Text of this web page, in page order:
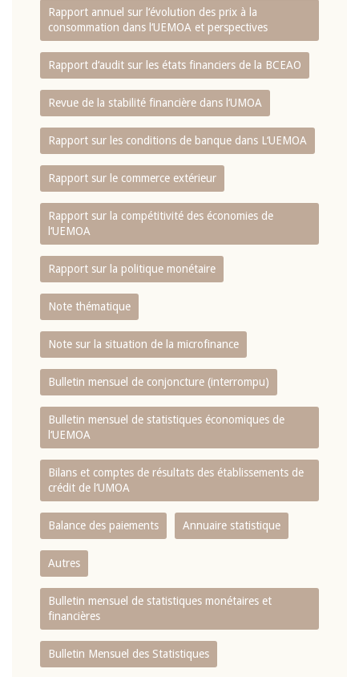
Rapport annuel sur l‘évolution des prix à la
consommation dans l‘UEMOA et perspectives
Rapport d‘audit sur les états financiers de la BCEAO
Revue de la stabilité financière dans l‘UMOA
Rapport sur les conditions de banque dans L‘UEMOA
Rapport sur le commerce extérieur
Rapport sur la compétitivité des économies de
l‘UEMOA
Rapport sur la politique monétaire
Note thématique
Note sur la situation de la microfinance
Bulletin mensuel de conjoncture (interrompu)
Bulletin mensuel de statistiques économiques de
l‘UEMOA
Bilans et comptes de résultats des établissements de
crédit de l‘UMOA
Balance des paiements Annuaire statistique
Autres
Bulletin mensuel de statistiques monétaires et
financières
Bulletin Mensuel des Statistiques